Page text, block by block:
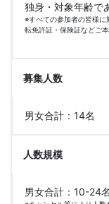
独身・対象年齢で
※すべての参加者の皆様に
転免許証・保険証などご
募集人数
男女合計：14名
人数規模
男女合計：10-24名